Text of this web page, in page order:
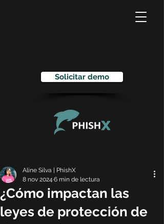
Solicitar demo
¿Cómo impactan las
leyes de protección de
Aline Silva | PhishX
8 nov 2024 6 min de lectura